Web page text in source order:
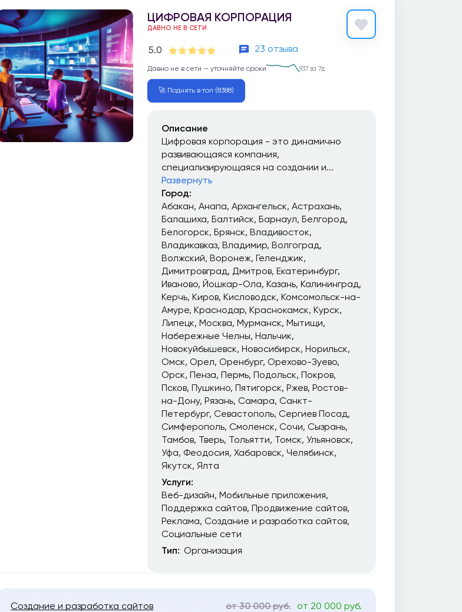
ЦИФРОВАЯ КОРПОРАЦИЯ
ДАВНО НЕ В СЕТИ
5.0 23 отзыва
Давно не в сети — уточняйте сроки 937 за 7д
🚀 Поднять в топ (8388)
Описание
Цифровая корпорация - это динамично
развивающаяся компания,
специализирующаяся на создании и...
Развернуть
Город:
Абакан Анапа Архангельск Астрахань
Балашиха Балтийск Барнаул Белгород
Белогорск Брянск Владивосток
Владикавказ Владимир Волгоград
Волжский Воронеж Геленджик
Димитровград
Дмитров Екатеринбург
Иваново Йошкар-Ола Казань Калининград
Керчь Киров Кисловодск Комсомольск-на-
Амуре Краснодар Краснокамск Курск
Липецк Москва Мурманск Мытищи
Набережные Челны Нальчик
Новокуйбышевск Новосибирск Норильск
Омск Орел Оренбург Орехово-Зуево
Орск Пенза Пермь Подольск Покров
Псков Пушкино Пятигорск Ржев Ростов-
на-Дону Рязань Самара Санкт-
Петербург Севастополь Сергиев Посад
Симферополь Смоленск Сочи Сызрань
Тамбов Тверь Тольятти Томск Ульяновск
Уфа Феодосия Хабаровск Челябинск
Якутск Ялта
Услуги:
Веб-дизайн Мобильные приложения
Поддержка сайтов Продвижение сайтов
Реклама Создание и разработка сайтов
Социальные сети
Тип: Организация
Создание и разработка сайтов от 30 000 руб. от 20 000 руб.